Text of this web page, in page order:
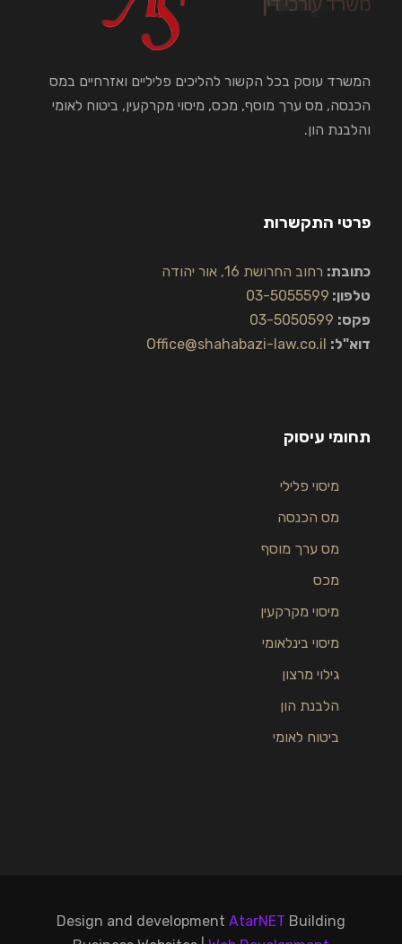
המשרד עוסק בכל הקשור להליכים פליליים ואזרחיים במס
הכנסה, מס ערך מוסף, מכס, מיסוי מקרקעין, ביטוח לאומי
והלבנת הון.
פרטי התקשרות
כתובת: רחוב החרושת 16, אור יהודה
טלפון: 03-5055599
פקס: 03-5050599
דוא"ל: Office@shahabazi-law.co.il
תחומי עיסוק
מיסוי פלילי
מס הכנסה
מס ערך מוסף
מכס
מיסוי מקרקעין
מיסוי בינלאומי
גילוי מרצון
הלבנת הון
ביטוח לאומי
Design and development AtarNET Building